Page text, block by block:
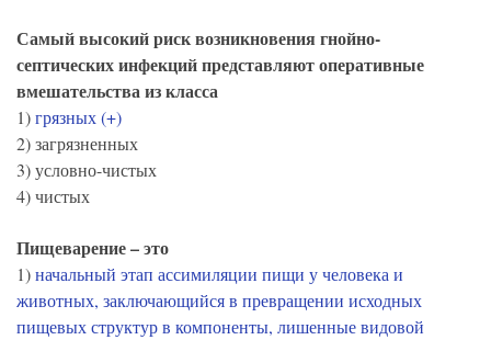
Самый высокий риск возникновения гнойно-
септических инфекций представляют оперативные
вмешательства из класса
1)грязных (+)
2) загрязненных
3) условно-чистых
4) чистых
Пищеварение – это
1)начальный этап ассимиляции пищи у человека и
животных, заключающийся в превращении исходных
пищевых структур в компоненты, лишенные видовой